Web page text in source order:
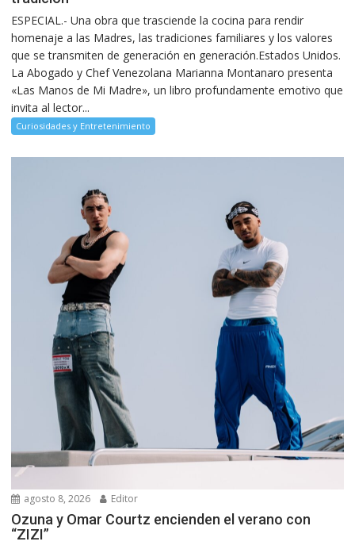
ESPECIAL.- Una obra que trasciende la cocina para rendir
homenaje a las Madres, las tradiciones familiares y los valores
que se transmiten de generación en generación.Estados Unidos.
La Abogado y Chef Venezolana Marianna Montanaro presenta
«Las Manos de Mi Madre», un libro profundamente emotivo que
invita al lector...
Curiosidades y Entretenimiento
agosto 8, 2026 Editor
Ozuna y Omar Courtz encienden el verano con
“ZIZI”